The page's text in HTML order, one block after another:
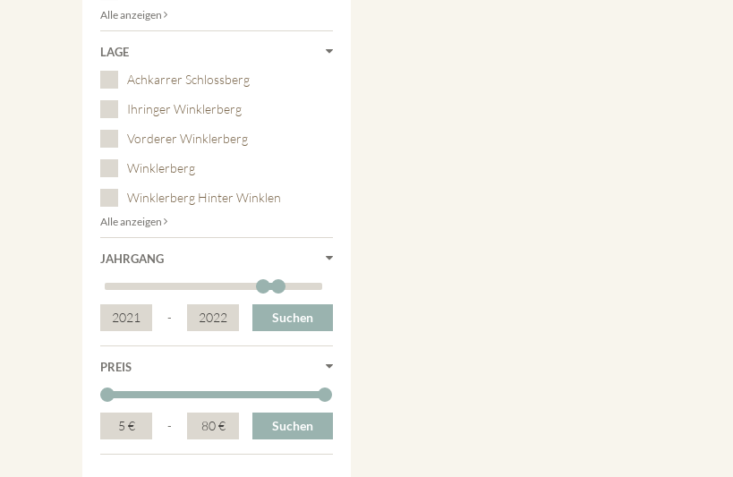
Alle anzeigen
LAGE
Achkarrer Schlossberg
Ihringer Winklerberg
Vorderer Winklerberg
Winklerberg
Winklerberg Hinter Winklen
Alle anzeigen
JAHRGANG
2021 - 2022 Suchen
PREIS
5 € - 80 € Suchen